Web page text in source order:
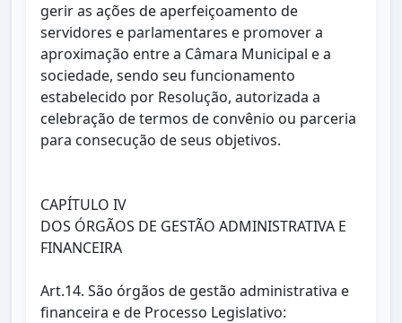
gerir as ações de aperfeiçoamento de
servidores e parlamentares e promover a
aproximação entre a Câmara Municipal e a
sociedade, sendo seu funcionamento
estabelecido por Resolução, autorizada a
celebração de termos de convênio ou parceria
para consecução de seus objetivos.
CAPÍTULO IV
DOS ÓRGÃOS DE GESTÃO ADMINISTRATIVA E
FINANCEIRA
Art.14. São órgãos de gestão administrativa e
financeira e de Processo Legislativo: